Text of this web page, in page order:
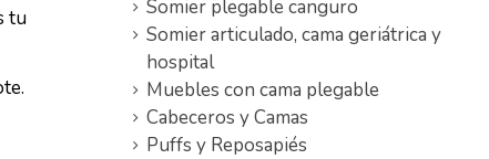
tu
Somier plegable canguro
Somier articulado, cama geriátrica y
hospital
Muebles con cama plegable
Cabeceros y Camas
Puffs y Reposapiés